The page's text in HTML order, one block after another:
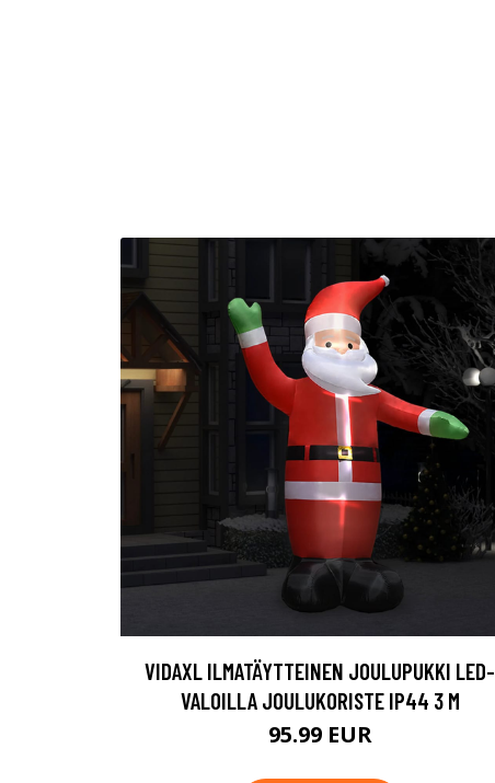
VIDAXL ILMATÄYTTEINEN JOULUPUKKI LED-
VALOILLA JOULUKORISTE IP44 3 M
95.99 EUR